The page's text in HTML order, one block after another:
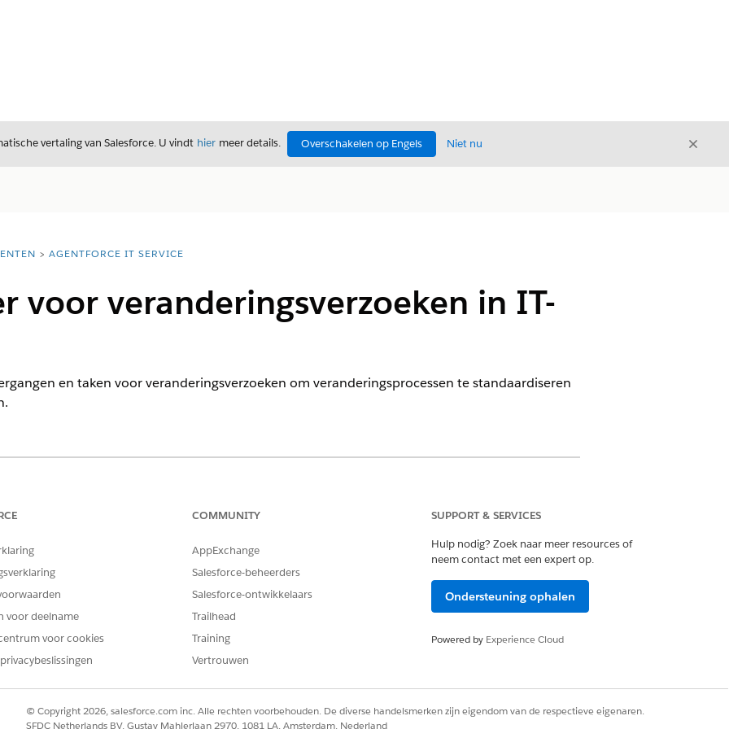
vertaling van Salesforce. U vindt hier meer details. Overschakelen op Engels Niet nu Sluiten
AGENTFORCE IT SERVICE
voor veranderingsverzoeken in IT-
en taken voor veranderingsverzoeken om veranderingsprocessen te standaardiseren
fasesjablonen voor nood-, standaard- en normale wijzigingen om de juiste fasen, overgangen en taken
in IT Services
sjablonen voor veranderingsbeheer om uw team door de gehele levenscyclus van een
van begin tot eind.
OPGELOST?
voor deelname
voor cookies
COMMUNITY
AppExchange
Salesforce-beheerders
Salesforce-ontwikkelaars
Trailhead
Training
Vertrouwen
SUPPORT & SERVICES
Hulp nodig? Zoek naar meer resources of
neem contact met een expert op.
Ondersteuning ophalen
Powered by Experience Cloud
© Copyright 2026, salesforce.com inc. Alle rechten voorbehouden. De diverse handelsmerken zijn eigendom van de respectieve eigenaren.
SFDC Netherlands BV, Gustav Mahlerlaan 2970, 1081 LA, Amsterdam, Nederland